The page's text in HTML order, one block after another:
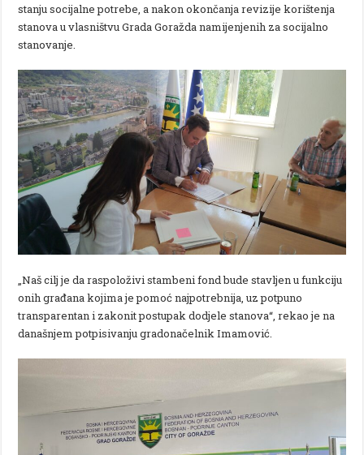
stanju socijalne potrebe, a nakon okončanja revizije korištenja
stanova u vlasništvu Grada Goražda namijenjenih za socijalno
stanovanje.
„Naš cilj je da raspoloživi stambeni fond bude stavljen u funkciju
onih građana kojima je pomoć najpotrebnija, uz potpuno
transparentan i zakonit postupak dodjele stanova“, rekao je na
današnjem potpisivanju gradonačelnik Imamović.